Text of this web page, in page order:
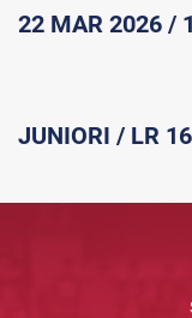
22 MAR 2026 /
JUNIORI / LR